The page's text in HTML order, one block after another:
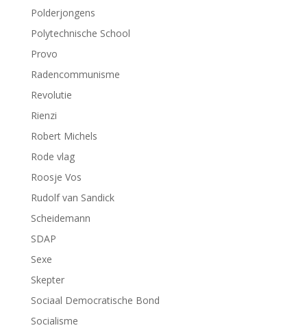
Polderjongens
Polytechnische School
Provo
Radencommunisme
Revolutie
Rienzi
Robert Michels
Rode vlag
Roosje Vos
Rudolf van Sandick
Scheidemann
SDAP
Sexe
Skepter
Sociaal Democratische Bond
Socialisme